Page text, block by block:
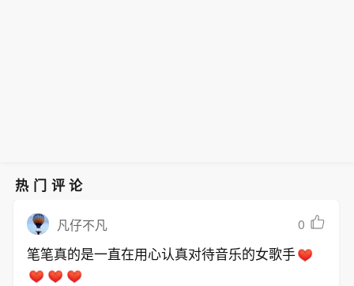
热门评论
凡仔不凡 0
笔笔真的是一直在用心认真对待音乐的女歌手